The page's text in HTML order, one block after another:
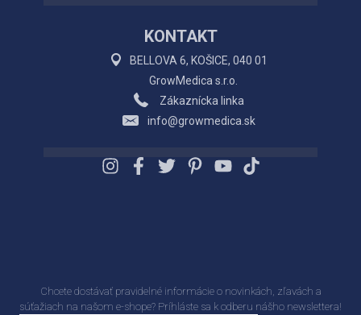
KONTAKT
BELLOVA 6, KOŠICE, 040 01
GrowMedica s.r.o.
Zákaznícka linka
info@growmedica.sk
Chcete dostávať pravidelné informácie o novinkách, zľavách a
súťažiach na našom e-shope? Príhláste sa k odberu nášho newslettera!